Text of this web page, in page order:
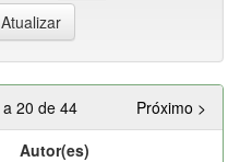
20 de 44
Próximo >
Autor(es)